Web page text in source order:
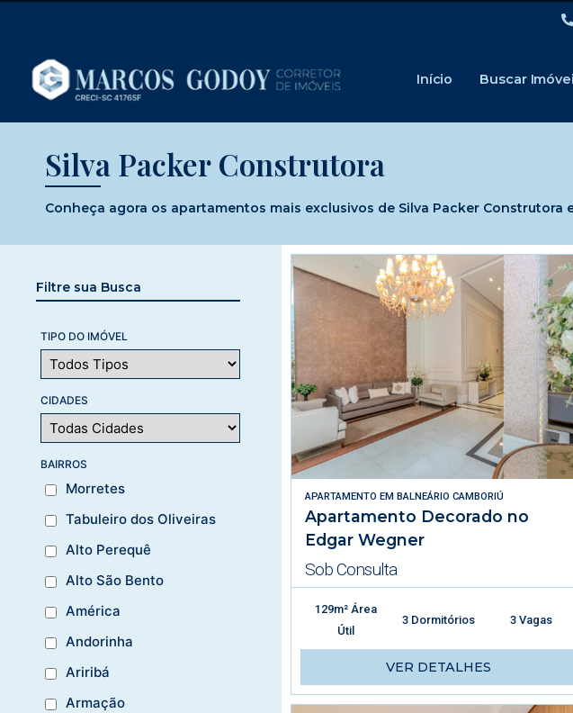
Início Buscar
Silva Packer Construtora
Conheça agora os apartamentos mais exclusivos de Silva Packer
Filtre sua Busca
TIPO DO IMÓVEL
CIDADES
BAIRROS
Morretes
Tabuleiro dos Oliveiras
Alto Perequê
Alto São Bento
América
Andorinha
Ariribá
Armação
APARTAMENTO EM BALNEÁRIO CAMBORIÚ
Apartamento Decorado no
Edgar Wegner
Sob Consulta
129m² Área
Útil
3 Dormitórios 3 Vagas
VER DETALHES